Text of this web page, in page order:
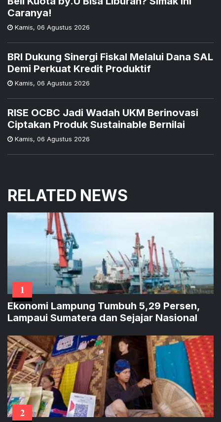
Caranya!
Kamis, 06 Agustus 2026
BRI Dukung Sinergi Fiskal Melalui Dana SAL
Demi Perkuat Kredit Produktif
Kamis, 06 Agustus 2026
RISE OCBC Jadi Wadah UKM Berinovasi
Ciptakan Produk Sustainable Bernilai
Kamis, 06 Agustus 2026
RELATED NEWS
1
Ekonomi Lampung Tumbuh 5,29 Persen,
Lampaui Sumatera dan Sejajar Nasional
2